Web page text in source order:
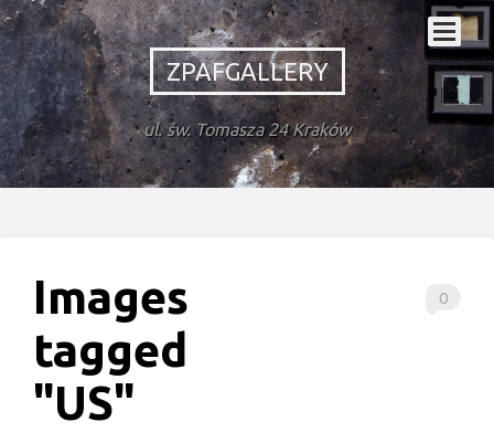
ZPAFGALLERY
ul. św. Tomasza 24 Kraków
0
Images
tagged
"US"